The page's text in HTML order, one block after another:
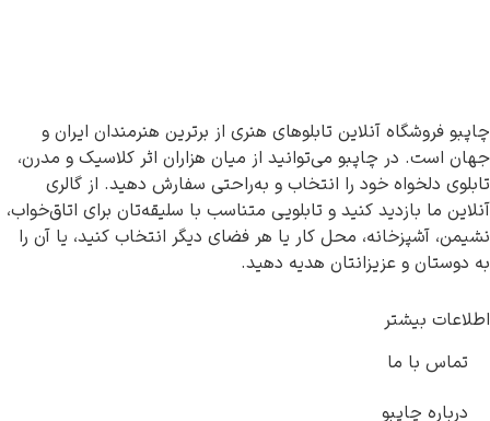
تابلوهای هنری از برترین هنرمندان ایران و
می‌توانید از میان هزاران اثر کلاسیک و مدرن،
را انتخاب و به‌راحتی سفارش دهید. از گالری
و تابلویی متناسب با سلیقه‌تان برای اتاق‌خواب،
محل کار یا هر فضای دیگر انتخاب کنید، یا آن را
هدیه دهید.